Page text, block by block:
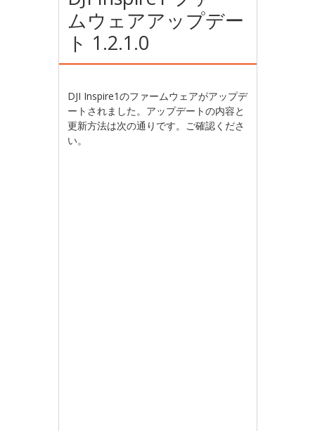
ムウェアアップデー
ト 1.2.1.0
DJI Inspire1のファームウェアがアップデ
ートされました。アップデートの内容と
更新方法は次の通りです。ご確認くださ
い。